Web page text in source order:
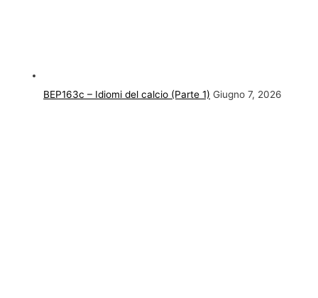
BEP163c – Idiomi del calcio (Parte 1) Giugno 7, 2026